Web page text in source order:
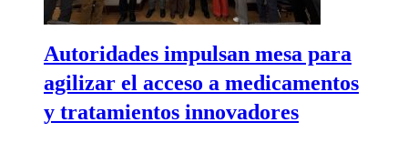
Autoridades impulsan mesa para
agilizar el acceso a medicamentos
y tratamientos innovadores